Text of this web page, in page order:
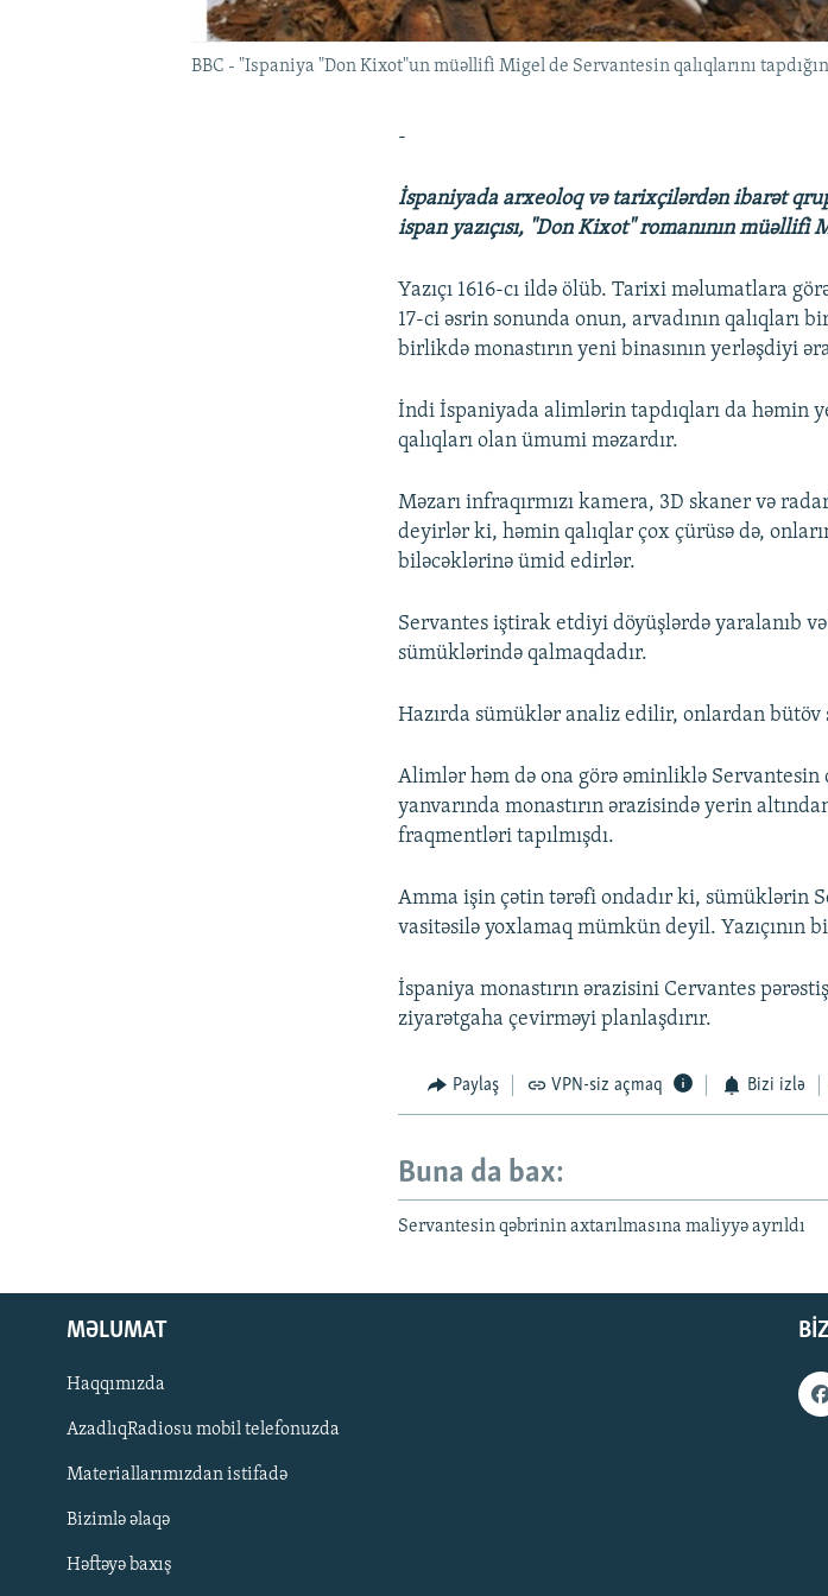
BBC - "Ispaniya "Don Kixot"un müəllifi Migel de Servantesin qalıqlarını
-
İspaniyada arxeoloq və tarixçilərdən ibarət
ispan yazıçısı, "Don Kixot" romanının
Yazıçı 1616-cı ildə ölüb. Tarixi məlumatlara
17-ci əsrin sonunda onun, arvadının qalıqları
birlikdə monastırın yeni binasının yerləşdiyi
İndi İspaniyada alimlərin tapdıqları da həmin
qalıqları olan ümumi məzardır.
Məzarı infraqırmızı kamera, 3D skaner və
deyirlər ki, həmin qalıqlar çox çürüsə də,
biləcəklərinə ümid edirlər.
Servantes iştirak etdiyi döyüşlərdə yaralanıb
sümüklərində qalmaqdadır.
Hazırda sümüklər analiz edilir, onlardan bütöv
Alimlər həm də ona görə əminliklə
yanvarında monastırın ərazisində yerin
fraqmentləri tapılmışdı.
Amma işin çətin tərəfi ondadır ki, sümüklərin
vasitəsilə yoxlamaq mümkün deyil. Yazıçının
İspaniya monastırın ərazisini Cervantes
ziyarətgaha çevirməyi planlaşdırır.
Paylaş VPN-siz açmaq Bizi izlə
Buna da bax:
Servantesin qəbrinin axtarılmasına maliyyə ayrıldı
MƏLUMAT
Haqqımızda
AzadlıqRadiosu mobil telefonuzda
Materiallarımızdan istifadə
Bizimlə əlaqə
Həftəyə baxış